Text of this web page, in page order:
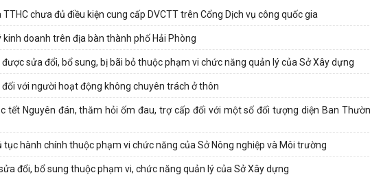
chưa đủ điều kiện cung cấp DVCTT trên Cổng Dịch vụ công quốc gia
kinh doanh trên địa bàn thành phố Hải Phòng
sửa đổi, bổ sung, bị bãi bỏ thuộc phạm vi chức năng quản lý của Sở Xây dựng
với người hoạt động không chuyên trách ở thôn
tết Nguyên đán, thăm hỏi ốm đau, trợ cấp đối với một số đối tượng diện Ban
hành chính thuộc phạm vi chức năng của Sở Nông nghiệp và Môi trường
đổi, bổ sung thuộc phạm vi, chức năng quản lý của Sở Xây dựng